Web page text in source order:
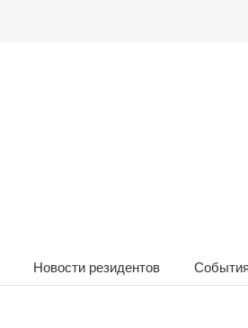
Новости резидентов